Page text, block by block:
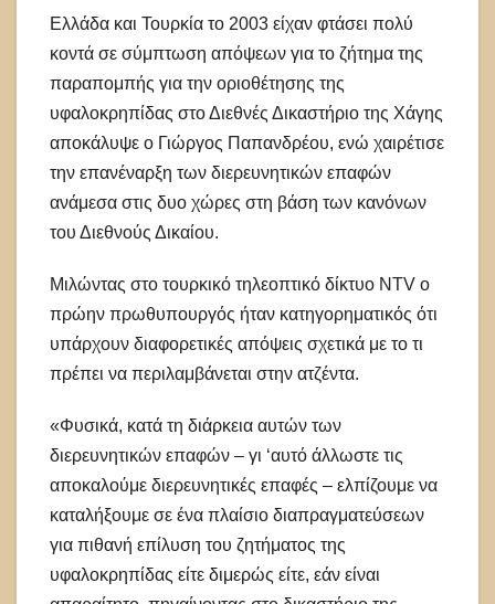
Ελλάδα και Τουρκία το 2003 είχαν φτάσει πολύ
κοντά σε σύμπτωση απόψεων για το ζήτημα της
παραπομπής για την οριοθέτησης της
υφαλοκρηπίδας στο Διεθνές Δικαστήριο της Χάγης
αποκάλυψε ο Γιώργος Παπανδρέου, ενώ χαιρέτισε
την επανέναρξη των διερευνητικών επαφών
ανάμεσα στις δυο χώρες στη βάση των κανόνων
του Διεθνούς Δικαίου.
Μιλώντας στο τουρκικό τηλεοπτικό δίκτυο NTV ο
πρώην πρωθυπουργός ήταν κατηγορηματικός ότι
υπάρχουν διαφορετικές απόψεις σχετικά με το τι
πρέπει να περιλαμβάνεται στην ατζέντα.
«Φυσικά, κατά τη διάρκεια αυτών των
διερευνητικών επαφών – γι ‘αυτό άλλωστε τις
αποκαλούμε διερευνητικές επαφές – ελπίζουμε να
καταλήξουμε σε ένα πλαίσιο διαπραγματεύσεων
για πιθανή επίλυση του ζητήματος της
υφαλοκρηπίδας είτε διμερώς είτε, εάν είναι